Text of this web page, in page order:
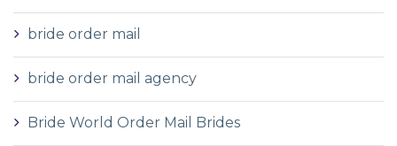
bride order mail
bride order mail agency
Bride World Order Mail Brides